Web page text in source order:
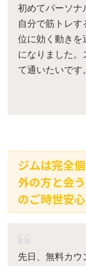
初めてパーソナ
自分で筋トレ
位に効く動きを
になりました。
て通いたいです。
ジムは完全
外の方と会
のご時世安
先日、無料カウ